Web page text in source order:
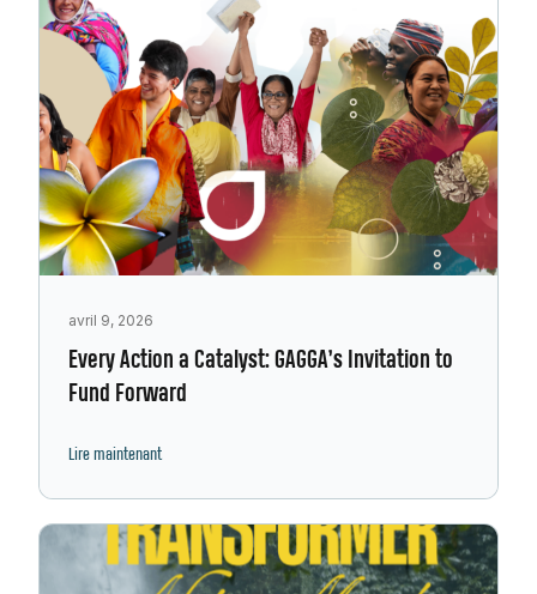
avril 9, 2026
Every Action a Catalyst: GAGGA’s Invitation to
Fund Forward
Lire maintenant